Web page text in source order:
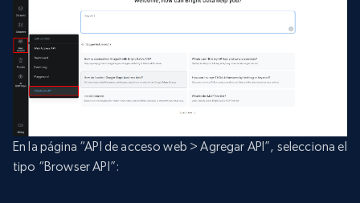
En la página “API de acceso web > Agregar API”, selecciona el
tipo “Browser API”: